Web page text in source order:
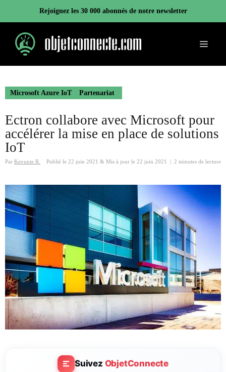
contenu
Rejoignez les 30 000 abonnés de notre newsletter
Menu
Microsoft Azure IoT Partenariat
Ectron collabore avec Microsoft pour
accélérer la mise en place de solutions
IoT
Par Kevunie R. Publié le 22 juin 2021 & Mis à jour le 22 juin 2021 2 minutes de lecture
Suivez ObjetConnecte